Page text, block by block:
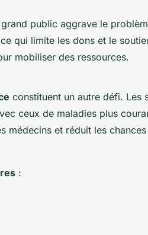
public aggrave le
qui limite les dons et le
mobiliser des ressources.
constituent un autre défi. Les
ceux de maladies plus
médecins et réduit les
: